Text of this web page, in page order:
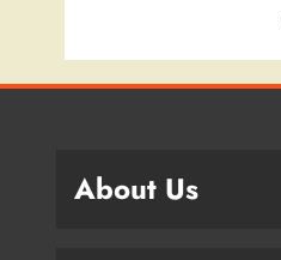
About Us